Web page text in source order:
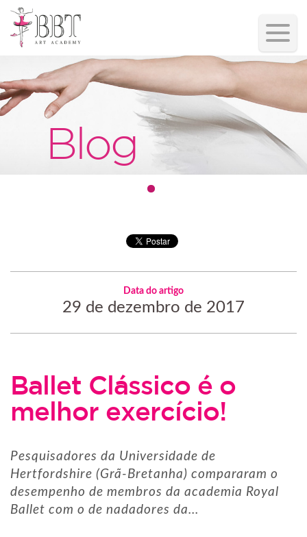
Blog
Data do artigo
29 de dezembro de 2017
Ballet Clássico é o
melhor exercício!
Pesquisadores da Universidade de
Hertfordshire (Grã-Bretanha) compararam o
desempenho de membros da academia Royal
Ballet com o de nadadores da...